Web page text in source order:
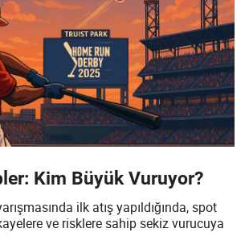
Kim Büyük Vuruyor?
ilk atış yapıldığında, spot
ve risklere sahip sekiz vurucuya